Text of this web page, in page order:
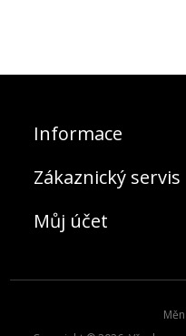
Informace
Zákaznický servis
Můj účet